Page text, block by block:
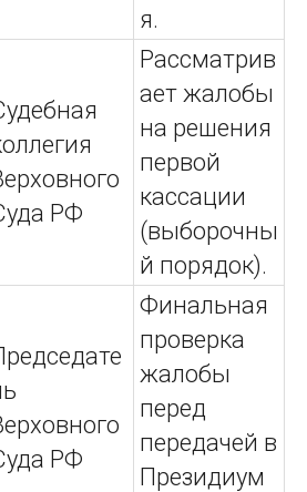
я.
РФ
Рассматрив
ает жалобы
на решения
первой
кассации
(выборочны
й порядок).
РФ
Финальная
проверка
жалобы
перед
передачей в
Президиум